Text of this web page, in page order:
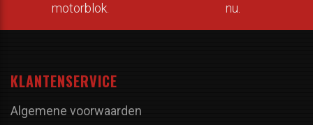
motorblok.
nu.
KLANTENSERVICE
Algemene voorwaarden